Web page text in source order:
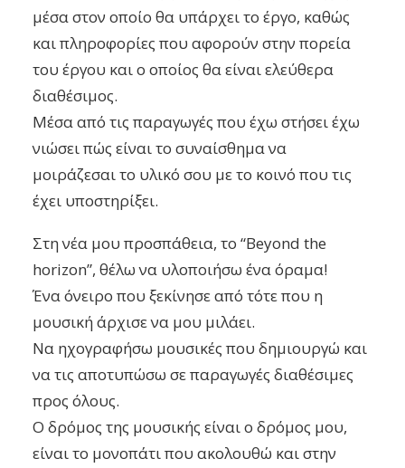
μέσα στον οποίο θα υπάρχει το έργο, καθώς
και πληροφορίες που αφορούν στην πορεία
του έργου και ο οποίος θα είναι ελεύθερα
διαθέσιμος.
Μέσα από τις παραγωγές που έχω στήσει έχω
νιώσει πώς είναι το συναίσθημα να
μοιράζεσαι το υλικό σου με το κοινό που τις
έχει υποστηρίξει.
Στη νέα μου προσπάθεια, το “Beyond the
horizon”, θέλω να υλοποιήσω ένα όραμα!
Ένα όνειρο που ξεκίνησε από τότε που η
μουσική άρχισε να μου μιλάει.
Να ηχογραφήσω μουσικές που δημιουργώ και
να τις αποτυπώσω σε παραγωγές διαθέσιμες
προς όλους.
Ο δρόμος της μουσικής είναι ο δρόμος μου,
είναι το μονοπάτι που ακολουθώ και στην